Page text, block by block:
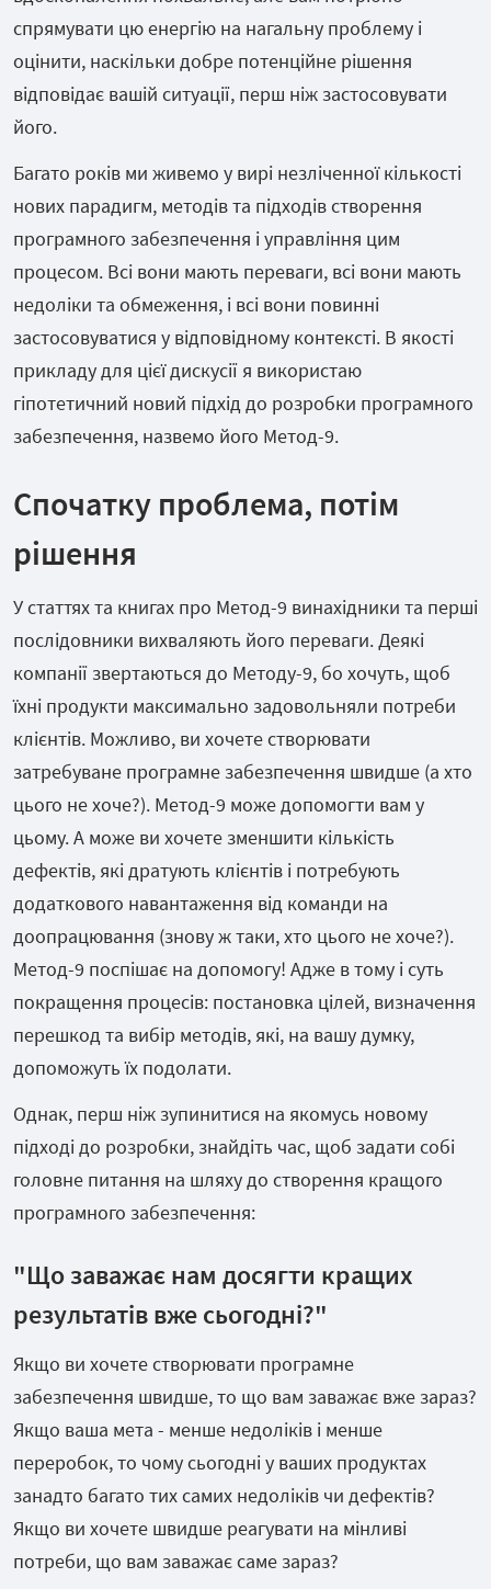
спрямувати цю енергію на нагальну проблему і
оцінити, наскільки добре потенційне рішення
відповідає вашій ситуації, перш ніж застосовувати
його.
Багато років ми живемо у вирі незліченної кількості
нових парадигм, методів та підходів створення
програмного забезпечення і управління цим
процесом. Всі вони мають переваги, всі вони мають
недоліки та обмеження, і всі вони повинні
застосовуватися у відповідному контексті. В якості
прикладу для цієї дискусії я використаю
гіпотетичний новий підхід до розробки програмного
забезпечення, назвемо його Метод-9.
Спочатку проблема, потім
рішення
У статтях та книгах про Метод-9 винахідники та перші
послідовники вихваляють його переваги. Деякі
компанії звертаються до Методу-9, бо хочуть, щоб
їхні продукти максимально задовольняли потреби
клієнтів. Можливо, ви хочете створювати
затребуване програмне забезпечення швидше (а хто
цього не хоче?). Метод-9 може допомогти вам у
цьому. А може ви хочете зменшити кількість
дефектів, які дратують клієнтів і потребують
додаткового навантаження від команди на
доопрацювання (знову ж таки, хто цього не хоче?).
Метод-9 поспішає на допомогу! Адже в тому і суть
покращення процесів: постановка цілей, визначення
перешкод та вибір методів, які, на вашу думку,
допоможуть їх подолати.
Однак, перш ніж зупинитися на якомусь новому
підході до розробки, знайдіть час, щоб задати собі
головне питання на шляху до створення кращого
програмного забезпечення:
"Що заважає нам досягти кращих
результатів вже сьогодні?"
Якщо ви хочете створювати програмне
забезпечення швидше, то що вам заважає вже зараз?
Якщо ваша мета - менше недоліків і менше
переробок, то чому сьогодні у ваших продуктах
занадто багато тих самих недоліків чи дефектів?
Якщо ви хочете швидше реагувати на мінливі
потреби, що вам заважає саме зараз?